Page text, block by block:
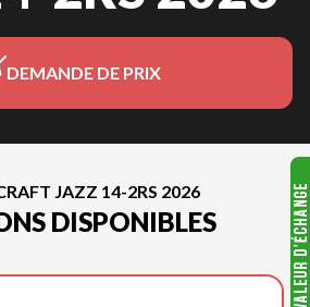
DEMANDE DE PRIX
JAZZ 14-2RS 2026
DISPONIBLES